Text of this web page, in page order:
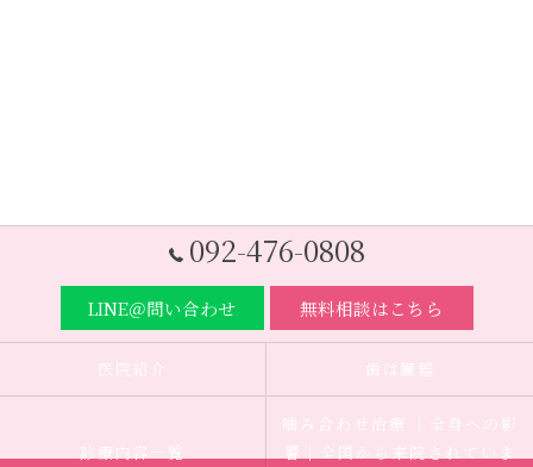
092-476-0808
LINE＠問い合わせ 無料相談はこちら
医院紹介 歯は臓器
診療内容一覧
噛み合わせ治療 ｜全身への影
響｜全国から来院されていま